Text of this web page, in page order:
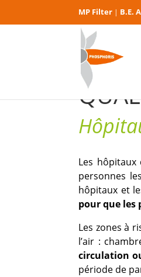
MP Filter | B.E.
Les hôpitaux
personnes
hôpitaux et
pour que les
Les zones à
l’air :
circulation
période de